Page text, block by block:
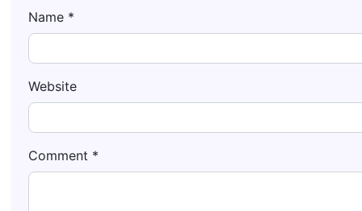
Name *
Website
Comment *